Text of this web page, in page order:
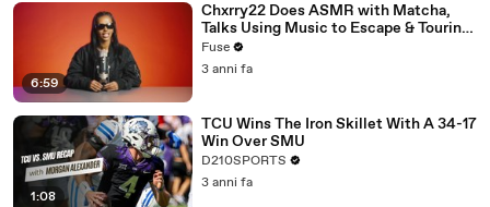
6:59
Chxrry22 Does ASMR with Matcha,
Talks Using Music to Escape & Touring
with The Weeknd
Fuse
3 anni fa
1:08
TCU Wins The Iron Skillet With A 34-17
Win Over SMU
D210SPORTS
3 anni fa